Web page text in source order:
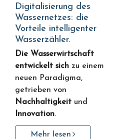
Digitalisierung des
Wassernetzes: die
Vorteile intelligenter
Wasserzähler.
Die Wasserwirtschaft
entwickelt sich zu einem
neuen Paradigma,
getrieben von
Nachhaltigkeit und
Innovation.
Mehr lesen